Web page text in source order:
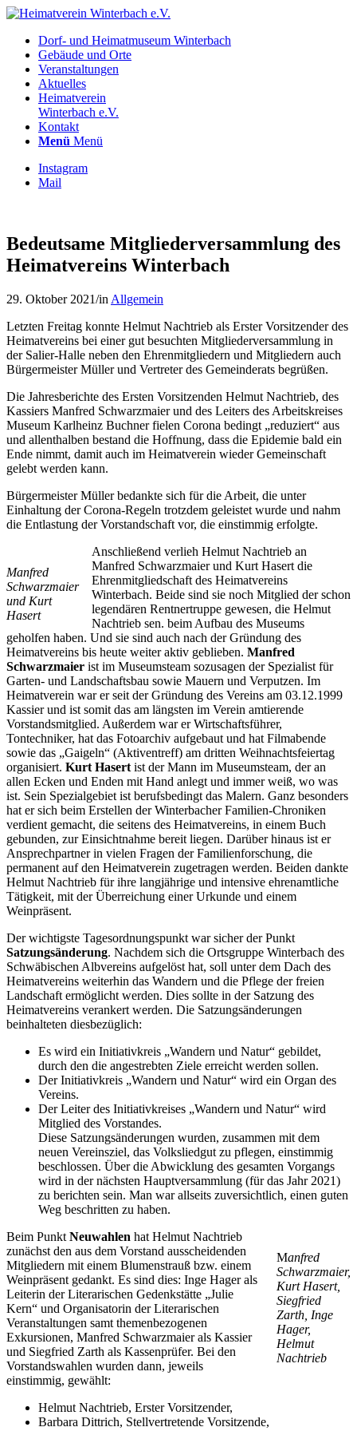
Dorf- und Heimatmuseum Winterbach
Gebäude und Orte
Veranstaltungen
Aktuelles
Heimatverein
Winterbach e.V.
Kontakt
Menü Menü
Instagram
Mail
Bedeutsame Mitgliederversammlung des
Heimatvereins Winterbach
29. Oktober 2021/in Allgemein
Letzten Freitag konnte Helmut Nachtrieb als Erster Vorsitzender des
Heimatvereins bei einer gut besuchten Mitgliederversammlung in
der Salier-Halle neben den Ehrenmitgliedern und Mitgliedern auch
Bürgermeister Müller und Vertreter des Gemeinderats begrüßen.
Die Jahresberichte des Ersten Vorsitzenden Helmut Nachtrieb, des
Kassiers Manfred Schwarzmaier und des Leiters des Arbeitskreises
Museum Karlheinz Buchner fielen Corona bedingt „reduziert“ aus
und allenthalben bestand die Hoffnung, dass die Epidemie bald ein
Ende nimmt, damit auch im Heimatverein wieder Gemeinschaft
gelebt werden kann.
Bürgermeister Müller bedankte sich für die Arbeit, die unter
Einhaltung der Corona-Regeln trotzdem geleistet wurde und nahm
die Entlastung der Vorstandschaft vor, die einstimmig erfolgte.
Manfred
Schwarzmaier
und Kurt
Hasert
Anschließend verlieh Helmut Nachtrieb an
Manfred Schwarzmaier und Kurt Hasert die
Ehrenmitgliedschaft des Heimatvereins
Winterbach. Beide sind sie noch Mitglied der schon
legendären Rentnertruppe gewesen, die Helmut
Nachtrieb sen. beim Aufbau des Museums
geholfen haben. Und sie sind auch nach der Gründung des
Heimatvereins bis heute weiter aktiv geblieben. Manfred
Schwarzmaier ist im Museumsteam sozusagen der Spezialist für
Garten- und Landschaftsbau sowie Mauern und Verputzen. Im
Heimatverein war er seit der Gründung des Vereins am 03.12.1999
Kassier und ist somit das am längsten im Verein amtierende
Vorstandsmitglied. Außerdem war er Wirtschaftsführer,
Tontechniker, hat das Fotoarchiv aufgebaut und hat Filmabende
sowie das „Gaigeln“ (Aktiventreff) am dritten Weihnachtsfeiertag
organisiert. Kurt Hasert ist der Mann im Museumsteam, der an
allen Ecken und Enden mit Hand anlegt und immer weiß, wo was
ist. Sein Spezialgebiet ist berufsbedingt das Malern. Ganz besonders
hat er sich beim Erstellen der Winterbacher Familien-Chroniken
verdient gemacht, die seitens des Heimatvereins, in einem Buch
gebunden, zur Einsichtnahme bereit liegen. Darüber hinaus ist er
Ansprechpartner in vielen Fragen der Familienforschung, die
permanent auf den Heimatverein zugetragen werden. Beiden dankte
Helmut Nachtrieb für ihre langjährige und intensive ehrenamtliche
Tätigkeit, mit der Überreichung einer Urkunde und einem
Weinpräsent.
Der wichtigste Tagesordnungspunkt war sicher der Punkt
Satzungsänderung. Nachdem sich die Ortsgruppe Winterbach des
Schwäbischen Albvereins aufgelöst hat, soll unter dem Dach des
Heimatvereins weiterhin das Wandern und die Pflege der freien
Landschaft ermöglicht werden. Dies sollte in der Satzung des
Heimatvereins verankert werden. Die Satzungsänderungen
beinhalteten diesbezüglich:
Es wird ein Initiativkreis „Wandern und Natur“ gebildet,
durch den die angestrebten Ziele erreicht werden sollen.
Der Initiativkreis „Wandern und Natur“ wird ein Organ des
Vereins.
Der Leiter des Initiativkreises „Wandern und Natur“ wird
Mitglied des Vorstandes.
Diese Satzungsänderungen wurden, zusammen mit dem
neuen Vereinsziel, das Volksliedgut zu pflegen, einstimmig
beschlossen. Über die Abwicklung des gesamten Vorgangs
wird in der nächsten Hauptversammlung (für das Jahr 2021)
zu berichten sein. Man war allseits zuversichtlich, einen guten
Weg beschritten zu haben.
Manfred
Schwarzmaier,
Kurt Hasert,
Siegfried
Zarth, Inge
Hager,
Helmut
Nachtrieb
Beim Punkt Neuwahlen hat Helmut Nachtrieb
zunächst den aus dem Vorstand ausscheidenden
Mitgliedern mit einem Blumenstrauß bzw. einem
Weinpräsent gedankt. Es sind dies: Inge Hager als
Leiterin der Literarischen Gedenkstätte „Julie
Kern“ und Organisatorin der Literarischen
Veranstaltungen samt themenbezogenen
Exkursionen, Manfred Schwarzmaier als Kassier
und Siegfried Zarth als Kassenprüfer. Bei den
Vorstandswahlen wurden dann, jeweils
einstimmig, gewählt:
Helmut Nachtrieb, Erster Vorsitzender,
Barbara Dittrich, Stellvertretende Vorsitzende,